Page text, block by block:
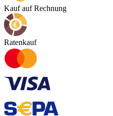
Kauf auf Rechnung
Ratenkauf